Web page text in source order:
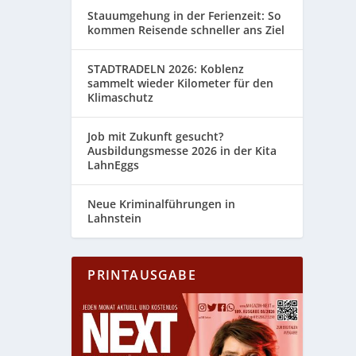
Stauumgehung in der Ferienzeit: So
kommen Reisende schneller ans Ziel
STADTRADELN 2026: Koblenz
sammelt wieder Kilometer für den
Klimaschutz
Job mit Zukunft gesucht?
Ausbildungsmesse 2026 in der Kita
LahnEggs
Neue Kriminalführungen in
Lahnstein
PRINTAUSGABE